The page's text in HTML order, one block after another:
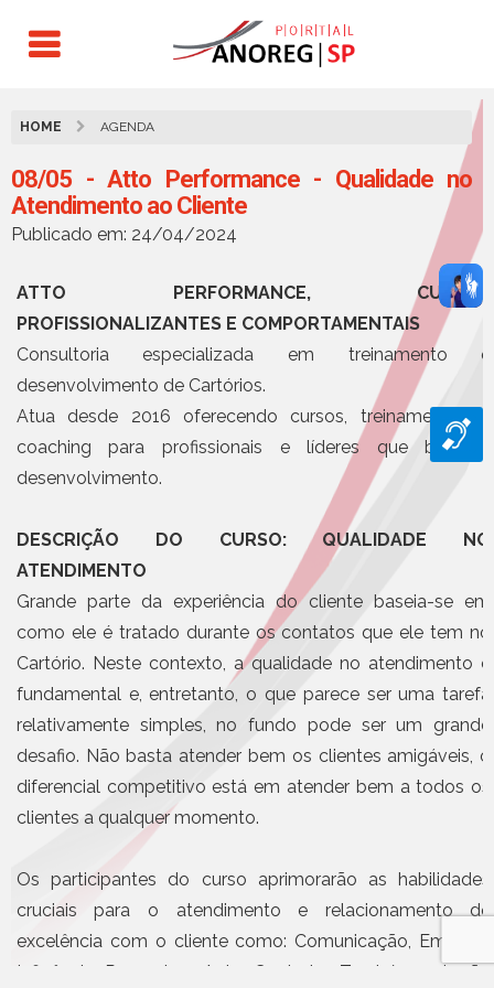
HOME AGENDA
08/05 - Atto Performance - Qualidade no
Atendimento ao Cliente
Publicado em: 24/04/2024
ATTO PERFORMANCE, CURSOS
PROFISSIONALIZANTES E COMPORTAMENTAIS
Consultoria especializada em treinamento e
desenvolvimento de Cartórios.
Atua desde 2016 oferecendo cursos, treinamentos e
coaching para profissionais e líderes que buscam
desenvolvimento.
DESCRIÇÃO DO CURSO: QUALIDADE NO
ATENDIMENTO
Grande parte da experiência do cliente baseia-se em
como ele é tratado durante os contatos que ele tem no
Cartório. Neste contexto, a qualidade no atendimento é
fundamental e, entretanto, o que parece ser uma tarefa
relativamente simples, no fundo pode ser um grande
desafio. Não basta atender bem os clientes amigáveis, o
diferencial competitivo está em atender bem a todos os
clientes a qualquer momento.
Os participantes do curso aprimorarão as habilidades
cruciais para o atendimento e relacionamento de
excelência com o cliente como: Comunicação, Empatia,
Influência Pessoal e Auto Controle. Também saberão